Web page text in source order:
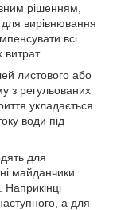
рішенням,
вирівнювання
всі
витрат.
листового або
з регульованих
укладається
води під
для
майданчики
Наприкінці
а для